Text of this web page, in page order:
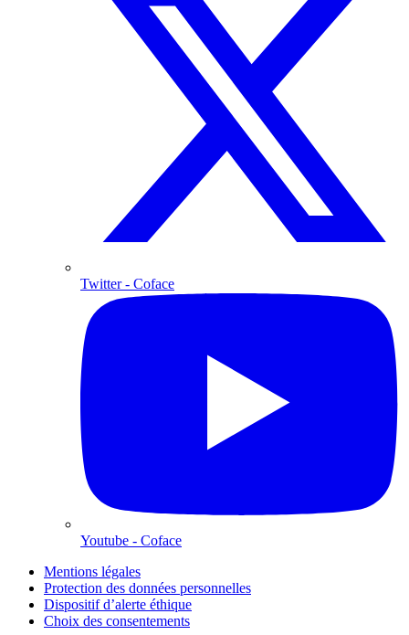
Twitter- Coface
Youtube - Coface
Mentions légales
Protection des données personnelles
Dispositif d’alerte éthique
Choix des consentements